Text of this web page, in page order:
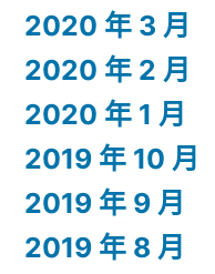
2020 年 3 月
2020 年 2 月
2020 年 1 月
2019 年 10 月
2019 年 9 月
2019 年 8 月